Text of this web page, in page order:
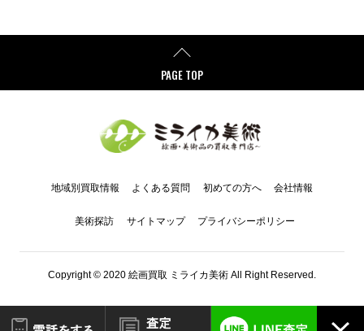
PAGE TOP
地域別買取情報 よくある質問 初めての方へ 会社情報
美術探訪 サイトマップ プライバシーポリシー
Copyright © 2020 絵画買取 ミライカ美術 All Right Reserved.